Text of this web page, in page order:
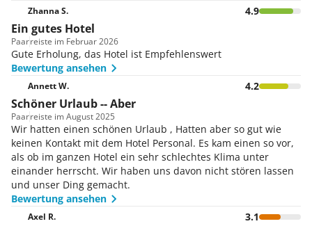
Zhanna S. 4.9
Ein gutes Hotel
Paarreiste im Februar 2026
Gute Erholung, das Hotel ist Empfehlenswert
Bewertung ansehen
Annett W. 4.2
Schöner Urlaub -- Aber
Paarreiste im August 2025
Wir hatten einen schönen Urlaub , Hatten aber so gut wie
keinen Kontakt mit dem Hotel Personal. Es kam einen so vor,
als ob im ganzen Hotel ein sehr schlechtes Klima unter
einander herrscht. Wir haben uns davon nicht stören lassen
und unser Ding gemacht.
Bewertung ansehen
Axel R. 3.1